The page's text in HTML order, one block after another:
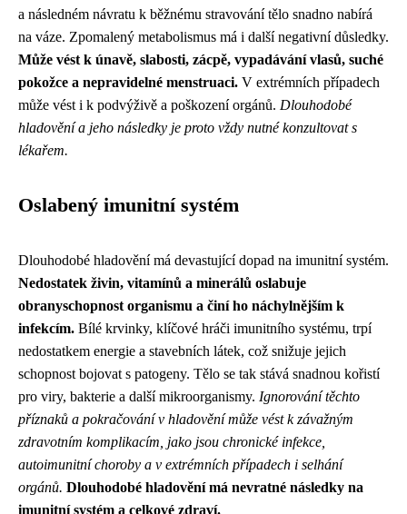
a následném návratu k běžnému stravování tělo snadno nabírá
na váze. Zpomalený metabolismus má i další negativní důsledky.
Může vést k únavě, slabosti, zácpě, vypadávání vlasů, suché
pokožce a nepravidelné menstruaci. V extrémních případech
může vést i k podvýživě a poškození orgánů. Dlouhodobé
hladovění a jeho následky je proto vždy nutné konzultovat s
lékařem.
Oslabený imunitní systém
Dlouhodobé hladovění má devastující dopad na imunitní systém.
Nedostatek živin, vitamínů a minerálů oslabuje
obranyschopnost organismu a činí ho náchylnějším k
infekcím. Bílé krvinky, klíčové hráči imunitního systému, trpí
nedostatkem energie a stavebních látek, což snižuje jejich
schopnost bojovat s patogeny. Tělo se tak stává snadnou kořistí
pro viry, bakterie a další mikroorganismy. Ignorování těchto
příznaků a pokračování v hladovění může vést k závažným
zdravotním komplikacím, jako jsou chronické infekce,
autoimunitní choroby a v extrémních případech i selhání
orgánů. Dlouhodobé hladovění má nevratné následky na
imunitní systém a celkové zdraví.